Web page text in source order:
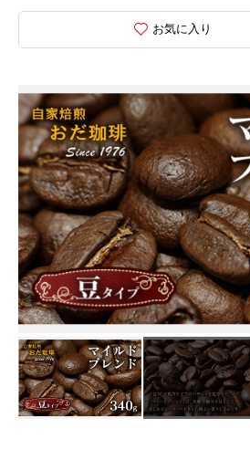
お気に入り